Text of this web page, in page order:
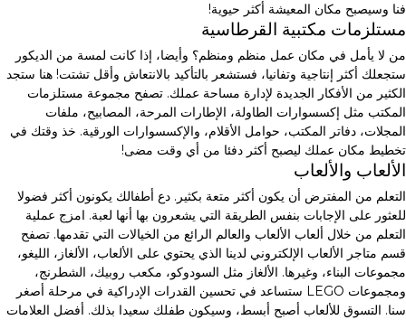
فنا وسيصبح مكان المعيشة أكثر حيوية!
مستلزمات مكتبية القرطاسية
من لا يأمل في مكان عمل منظم ومنظم؟ وأيضا، إذا كانت لمسة من الديكور
ستجعلك أكثر إنتاجية وتفانيا، فستشعر بالتأكيد بالانتعاش وأقل تشتت! هنا ستجد
الكثير من الأفكار الجديدة لإدارة مساحة عملك. تصفح مجموعة مستلزمات
المكتب مثل إكسسوارات الطاولة، الإطارات المرحة، المصابيح، ملفات
المجلات، دفاتر المكتب، حوامل الأقلام، والإكسسوارات الورقية. خذ وقتك في
تخطيط مكان عملك ليصبح أكثر دفئا من أي وقت مضى!
الألعاب والألعاب
التعلم من المفترض أن يكون أكثر متعة بكثير. دع أطفالك يكونون أكثر فضولا
للعثور على الإجابات بنفس الطريقة التي يشعرون بها أنها لعبة. امزج عملية
التعلم من خلال ألعاب الألعاب والعالم الرائع من الخيالات التي تقدمها. تصفح
قسم متاجر الألعاب الإلكتروني لدينا الذي يحتوي على الألعاب، الألغاز، الليغو،
مجموعات البناء، وغيرها. الألغاز مثل السودوكو، مكعب روبيك، الشطرنج،
ومجموعات LEGO ستساعد في تحسين القدرات الإدراكية في مرحلة أصغر
سنا. التسوق للألعاب أصبح أبسط، وسيكون طفلك سعيدا بذلك. أفضل العلامات